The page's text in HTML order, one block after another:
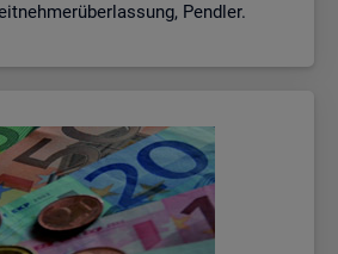
Pendler.